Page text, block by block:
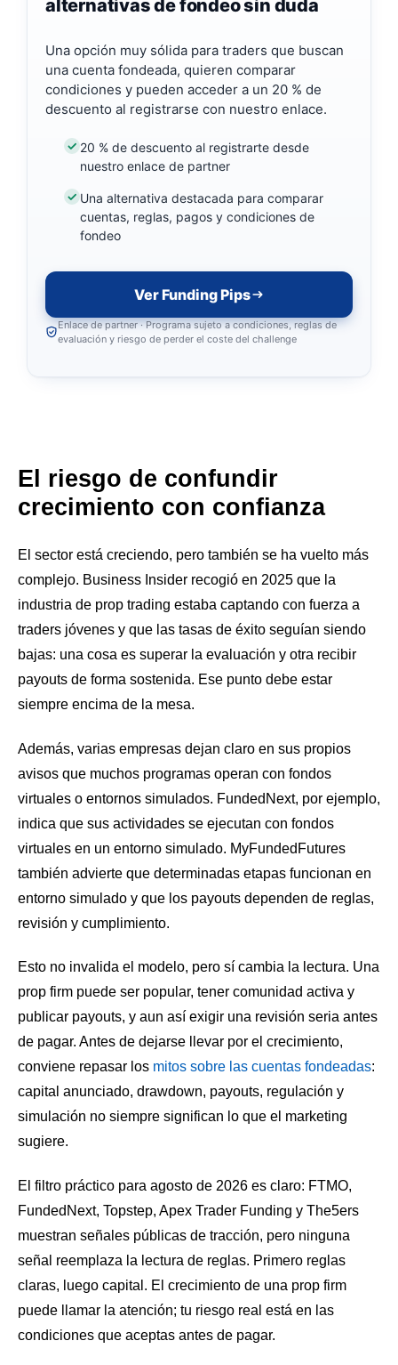
alternativas de fondeo sin duda
Una opción muy sólida para traders que buscan
una cuenta fondeada, quieren comparar
condiciones y pueden acceder a un 20 % de
descuento al registrarse con nuestro enlace.
20 % de descuento al registrarte desde
nuestro enlace de partner
Una alternativa destacada para comparar
cuentas, reglas, pagos y condiciones de
fondeo
Ver Funding Pips
Enlace de partner · Programa sujeto a condiciones, reglas de
evaluación y riesgo de perder el coste del challenge
El riesgo de confundir
crecimiento con confianza
El sector está creciendo, pero también se ha vuelto más
complejo. Business Insider recogió en 2025 que la
industria de prop trading estaba captando con fuerza a
traders jóvenes y que las tasas de éxito seguían siendo
bajas: una cosa es superar la evaluación y otra recibir
payouts de forma sostenida. Ese punto debe estar
siempre encima de la mesa.
Además, varias empresas dejan claro en sus propios
avisos que muchos programas operan con fondos
virtuales o entornos simulados. FundedNext, por ejemplo,
indica que sus actividades se ejecutan con fondos
virtuales en un entorno simulado. MyFundedFutures
también advierte que determinadas etapas funcionan en
entorno simulado y que los payouts dependen de reglas,
revisión y cumplimiento.
Esto no invalida el modelo, pero sí cambia la lectura. Una
prop firm puede ser popular, tener comunidad activa y
publicar payouts, y aun así exigir una revisión seria antes
de pagar. Antes de dejarse llevar por el crecimiento,
conviene repasar los mitos sobre las cuentas fondeadas:
capital anunciado, drawdown, payouts, regulación y
simulación no siempre significan lo que el marketing
sugiere.
El filtro práctico para agosto de 2026 es claro: FTMO,
FundedNext, Topstep, Apex Trader Funding y The5ers
muestran señales públicas de tracción, pero ninguna
señal reemplaza la lectura de reglas. Primero reglas
claras, luego capital. El crecimiento de una prop firm
puede llamar la atención; tu riesgo real está en las
condiciones que aceptas antes de pagar.